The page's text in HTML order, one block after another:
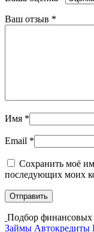
Ваш отзыв *
Имя *
Email *
Сохранить моё
последующих моих
Подбор финансовых
Займы Автокредиты